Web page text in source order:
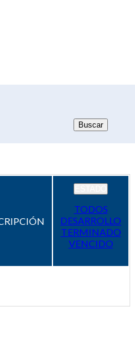
TODOS
DESARROLLO
TERMINADO
VENCIDO